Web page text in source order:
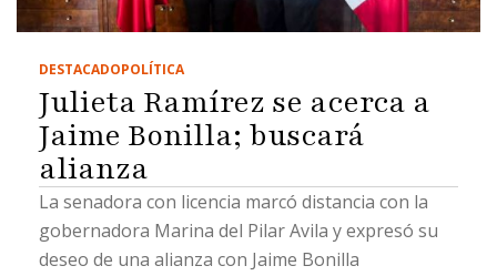
DESTACADOPOLÍTICA
Julieta Ramírez se acerca a
Jaime Bonilla; buscará
alianza
La senadora con licencia marcó distancia con la
gobernadora Marina del Pilar Avila y expresó su
deseo de una alianza con Jaime Bonilla